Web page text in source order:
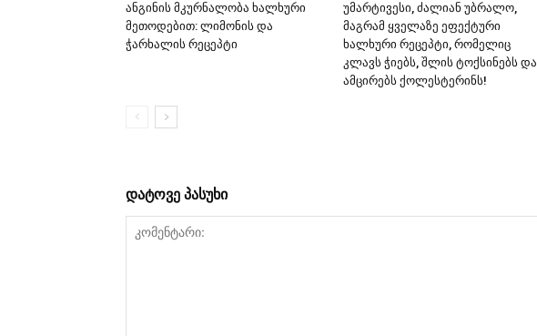
ანგინის მკურნალობა ხალხური
მეთოდებით: ლიმონის და
ჭარხალის რეცეპტი
უმარტივესი, ძალიან უბრალო,
მაგრამ ყველაზე ეფექტური
ხალხური რეცეპტი, რომელიც
კლავს ჭიებს, შლის ტოქსინებს და
ამცირებს ქოლესტერინს!
დატოვე პასუხი